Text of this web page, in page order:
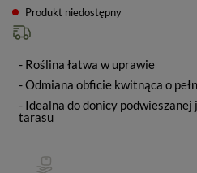
Produkt niedostępny
- Roślina łatwa w uprawie
- Odmiana obficie kwitnąca o
- Idealna do donicy podwieszanej
tarasu